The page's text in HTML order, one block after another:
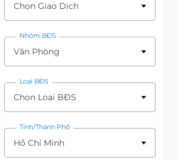
Chọn Giao Dịch
Nhóm BĐS
Văn Phòng
Loại BĐS
Chọn Loại BĐS
Tỉnh/Thành Phố
Hồ Chí Minh